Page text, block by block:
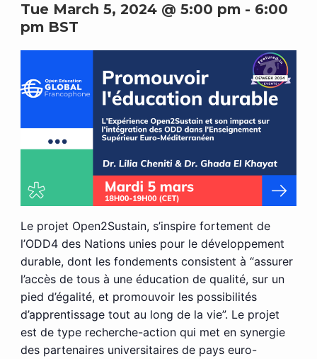
Tue March 5, 2024 @ 5:00 pm- 6:00
pmBST
Le projet Open2Sustain, s’inspire fortement de
l’ODD4 des Nations unies pour le développement
durable, dont les fondements consistent à “assurer
l’accès de tous à une éducation de qualité, sur un
pied d’égalité, et promouvoir les possibilités
d’apprentissage tout au long de la vie”. Le projet
est de type recherche-action qui met en synergie
des partenaires universitaires de pays euro-